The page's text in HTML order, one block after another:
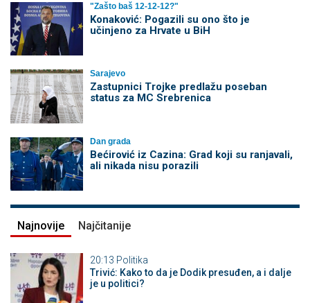
"Zašto baš 12-12-12?"
Konaković: Pogazili su ono što je
učinjeno za Hrvate u BiH
Sarajevo
Zastupnici Trojke predlažu poseban
status za MC Srebrenica
Dan grada
Bećirović iz Cazina: Grad koji su ranjavali,
ali nikada nisu porazili
Najnovije Najčitanije
20:13 Politika
Trivić: Kako to da je Dodik presuđen, a i dalje
je u politici?